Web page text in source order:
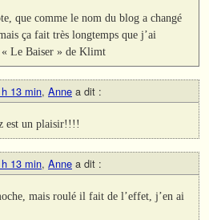
que comme le nom du blog a changé
ça fait très longtemps que j’ai
« Le Baiser » de Klimt
13 min, Anne a dit :
est un plaisir!!!!
13 min, Anne a dit :
mais roulé il fait de l’effet, j’en ai